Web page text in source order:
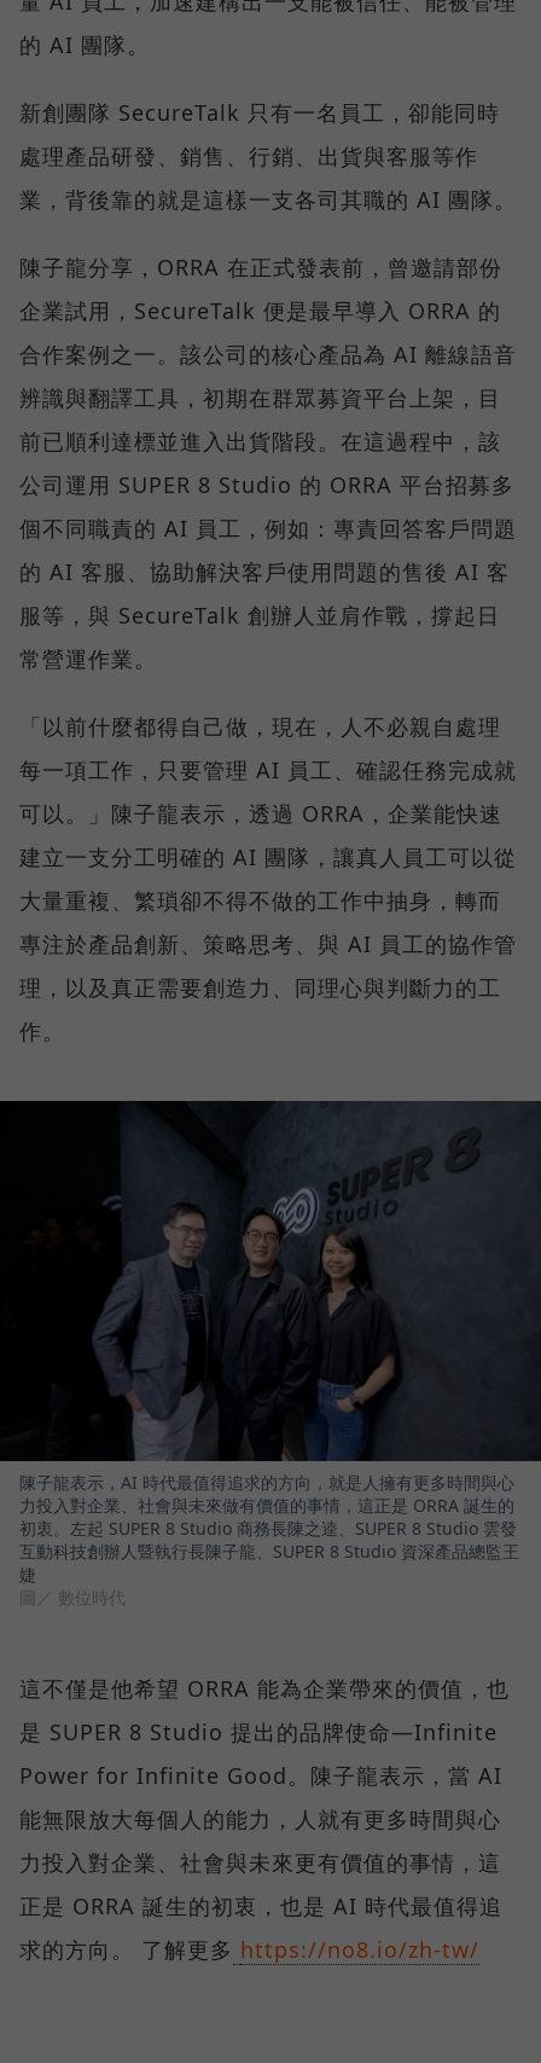
的 AI 團隊。
新創團隊 SecureTalk 只有一名員工，卻能同時
處理產品研發、銷售、行銷、出貨與客服等作
業，背後靠的就是這樣一支各司其職的 AI 團隊。
陳子龍分享，ORRA 在正式發表前，曾邀請部份
企業試用，SecureTalk 便是最早導入 ORRA 的
合作案例之一。該公司的核心產品為 AI 離線語音
辨識與翻譯工具，初期在群眾募資平台上架，目
前已順利達標並進入出貨階段。在這過程中，該
公司運用 SUPER 8 Studio 的 ORRA 平台招募多
個不同職責的 AI 員工，例如：專責回答客戶問題
的 AI 客服、協助解決客戶使用問題的售後 AI 客
服等，與 SecureTalk 創辦人並肩作戰，撐起日
常營運作業。
「以前什麼都得自己做，現在，人不必親自處理
每一項工作，只要管理 AI 員工、確認任務完成就
可以。」陳子龍表示，透過 ORRA，企業能快速
建立一支分工明確的 AI 團隊，讓真人員工可以從
大量重複、繁瑣卻不得不做的工作中抽身，轉而
專注於產品創新、策略思考、與 AI 員工的協作管
理，以及真正需要創造力、同理心與判斷力的工
作。
陳子龍表示，AI 時代最值得追求的方向，就是人擁有更多時間與心
力投入對企業、社會與未來做有價值的事情，這正是 ORRA 誕生的
初衷。左起 SUPER 8 Studio 商務長陳之逵、SUPER 8 Studio 雲發
互動科技創辦人暨執行長陳子龍、SUPER 8 Studio 資深產品總監王
婕
圖／ 數位時代
這不僅是他希望 ORRA 能為企業帶來的價值，也
是 SUPER 8 Studio 提出的品牌使命—Infinite
Power for Infinite Good。陳子龍表示，當 AI
能無限放大每個人的能力，人就有更多時間與心
力投入對企業、社會與未來更有價值的事情，這
正是 ORRA 誕生的初衷，也是 AI 時代最值得追
求的方向。 了解更多 https://no8.io/zh-tw/